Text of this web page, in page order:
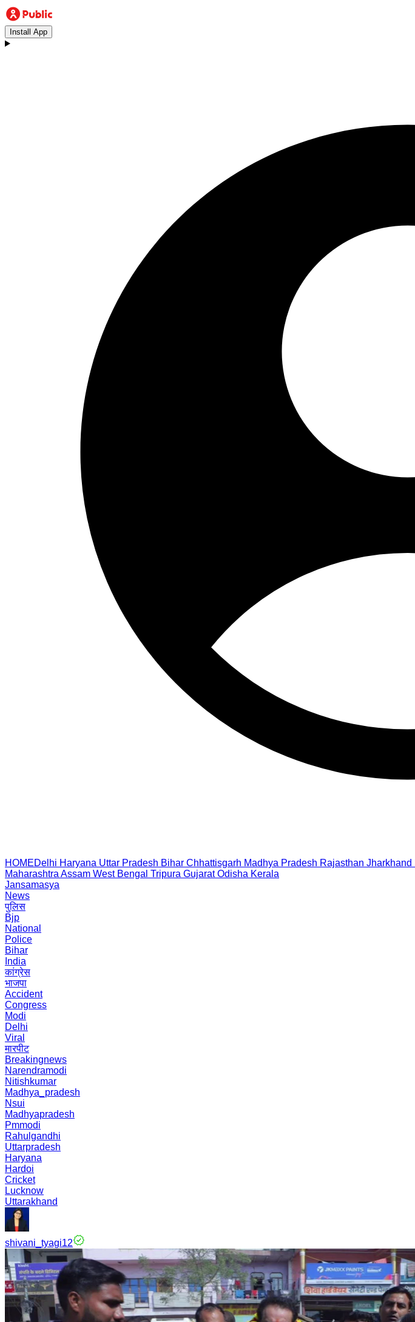
Install App
HOMEDelhi Haryana Uttar Pradesh Bihar Chhattisgarh Madhya Pradesh Rajasthan Jharkhand
Maharashtra Assam West Bengal Tripura Gujarat Odisha Kerala
Jansamasya
News
पुलिस
Bjp
National
Police
Bihar
India
कांग्रेस
भाजपा
Accident
Congress
Modi
Delhi
Viral
मारपीट
Breakingnews
Narendramodi
Nitishkumar
Madhya_pradesh
Nsui
Madhyapradesh
Pmmodi
Rahulgandhi
Uttarpradesh
Haryana
Hardoi
Cricket
Lucknow
Uttarakhand
shivani_tyagi12